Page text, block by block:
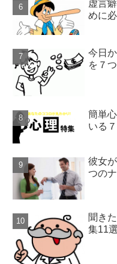
虚言
めに
今日
を７
簡単
いる
彼女
つの
聞き
集11選